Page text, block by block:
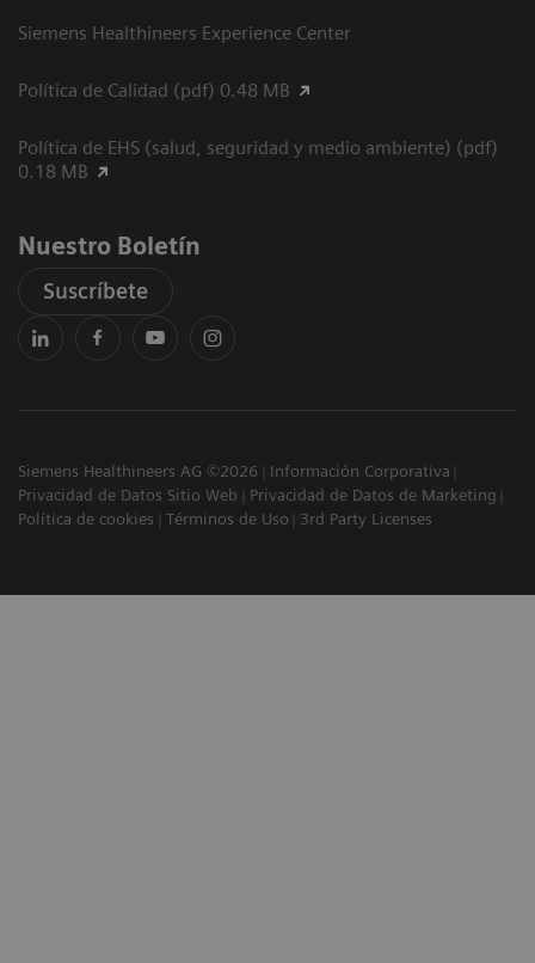
Siemens Healthineers Experience Center
Política de Calidad (pdf) 0.48 MB
Política de EHS (salud, seguridad y medio ambiente) (pdf)
0.18 MB
Nuestro Boletín
Suscríbete
Siemens Healthineers AG ©2026
Información Corporativa
Privacidad de Datos Sitio Web
Privacidad de Datos de Marketing
Política de cookies
Términos de Uso 3rd Party Licenses